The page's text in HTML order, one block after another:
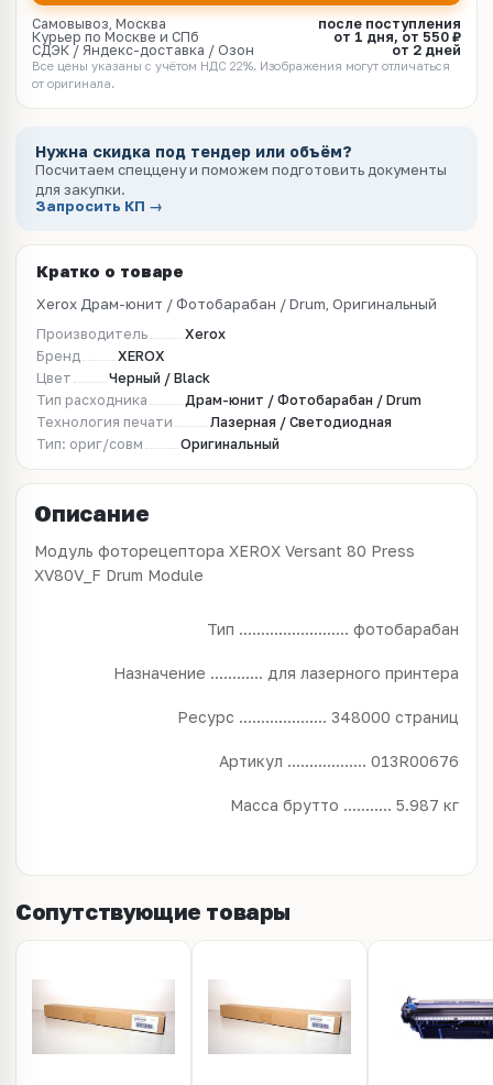
Самовывоз, Москва
после поступления
Курьер по Москве и СПб
от 1 дня, от 550 ₽
СДЭК / Яндекс-доставка / Озон
от 2 дней
Все цены указаны с учётом НДС 22%. Изображения могут отличаться
от оригинала.
Нужна скидка под тендер или объём?
Посчитаем спеццену и поможем подготовить документы
для закупки.
Запросить КП →
Кратко о товаре
Xerox Драм-юнит / Фотобарабан / Drum, Оригинальный
Производитель
Xerox
Бренд
XEROX
Цвет
Черный / Black
Тип расходника
Драм-юнит / Фотобарабан / Drum
Технология печати
Лазерная / Светодиодная
Тип: ориг/совм
Оригинальный
Описание
Модуль фоторецептора XEROX Versant 80 Press
XV80V_F Drum Module
Тип ......................... фотобарабан
Назначение ............ для лазерного принтера
Ресурс .................... 348000 страниц
Артикул .................. 013R00676
Масса брутто ........... 5.987 кг
Сопутствующие товары